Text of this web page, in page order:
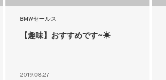
BMWセールス
【趣味】おすすめです~☀
2019.08.27